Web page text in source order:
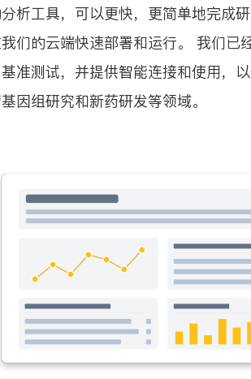
析工具，可以更快，更简单地完成
们的云端快速部署和运行。 我们已
准测试，并提供智能连接和使用，
因组研究和新药研发等领域。